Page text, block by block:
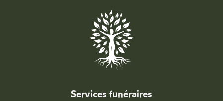
Services funéraires